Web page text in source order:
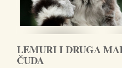
LEMURI I DRUGA
ČUDA